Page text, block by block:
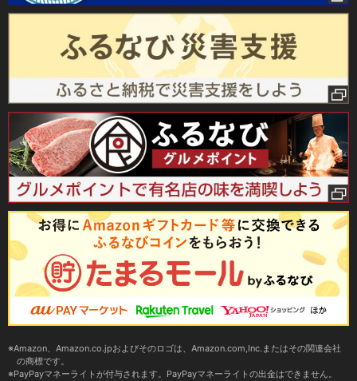
Amazon、Amazon.co.jpおよびそのロゴは、Amazon.com,Inc.またはその関連会社
の商標です。
PayPayマネーライトが付与されます。PayPayマネーライトの出金はできません。